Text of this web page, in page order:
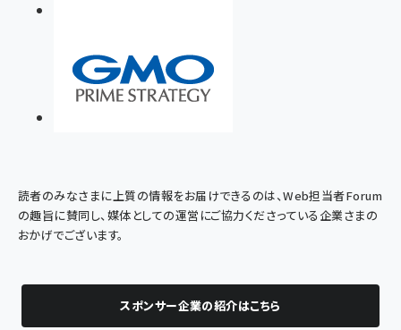
読者のみなさまに上質の情報をお届けできるのは、Web担当者Forum
の趣旨に賛同し、媒体としての運営にご協力くださっている企業さまの
おかげでございます。
スポンサー企業の紹介はこちら